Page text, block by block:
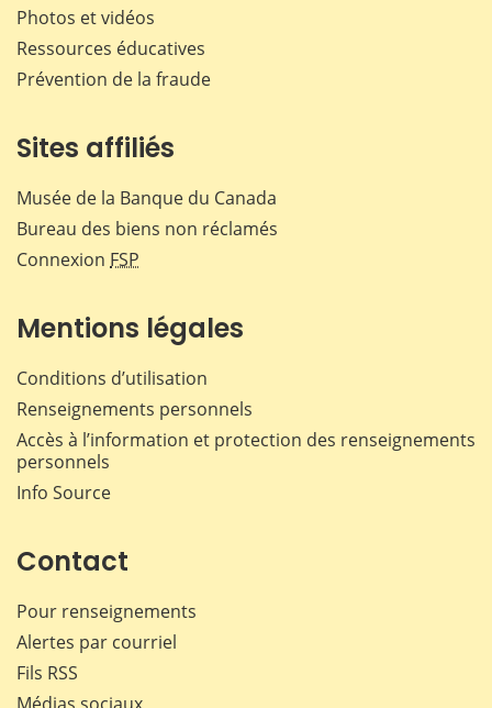
Photos et vidéos
Ressources éducatives
Prévention de la fraude
Sites affiliés
Musée de la Banque du Canada
Bureau des biens non réclamés
Connexion FSP
Mentions légales
Conditions d’utilisation
Renseignements personnels
Accès à l’information et protection des renseignements
personnels
Info Source
Contact
Pour renseignements
Alertes par courriel
Fils RSS